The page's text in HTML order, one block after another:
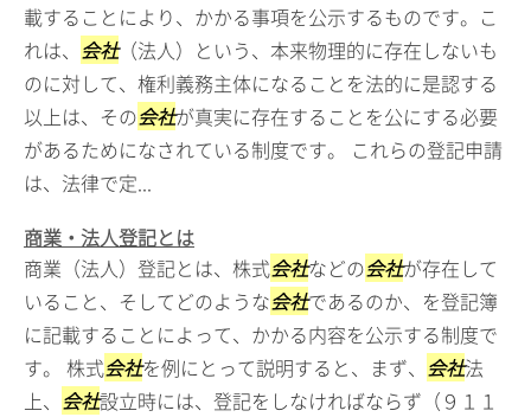
載することにより、かかる事項を公示するものです。こ
れは、 会社（法人）という、本来物理的に存在しないも
のに対して、権利義務主体になることを法的に是認する
以上は、その会社が真実に存在することを公にする必要
があるためになされている制度です。 これらの登記申請
は、法律で定...
商業・法人登記とは
商業（法人）登記とは、株式会社などの会社が存在して
いること、そしてどのような会社であるのか、を登記簿
に記載することによって、かかる内容を公示する制度で
す。 株式会社を例にとって説明すると、まず、 会社法
上、 会社設立時には、登記をしなければならず（９１１